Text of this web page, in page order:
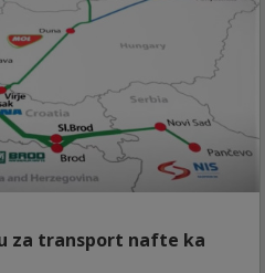
za transport nafte ka